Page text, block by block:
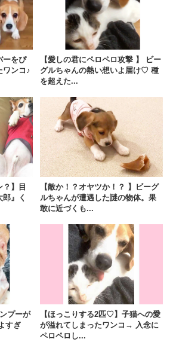
ーをぴ
ワンコ♪
【愛しの君にペロペロ攻撃 】 ビー
グルちゃんの熱い想いよ届け♡ 種
を超えた...
？】目
』く
【敵か！？オヤツか！？ 】ビーグ
ルちゃんが遭遇した謎の物体。果
敢に近づくも...
プーが
すぎ
【ほっこりする2匹♡】子猫への愛
が溢れてしまったワンコ→ 入念に
ペロペロし...